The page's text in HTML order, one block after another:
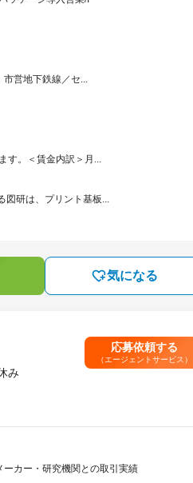
市営地下鉄線／セ...
す。＜賃金内訳＞月...
図研は、プリント基板...
気になる
み
応募依頼する
（エージェントサービス）
ーカー・研究機関との取引実績